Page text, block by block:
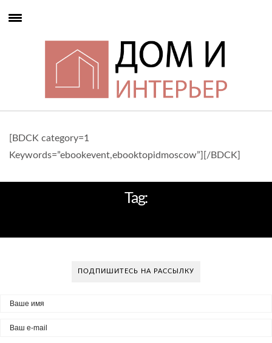
[BDCK category=1
Keywords=”ebookevent,ebooktopidmoscow”][/BDCK]
Tag:
ПОДПИШИТЕСЬ НА РАССЫЛКУ